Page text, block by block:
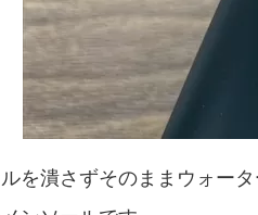
を潰さずそのままウォー